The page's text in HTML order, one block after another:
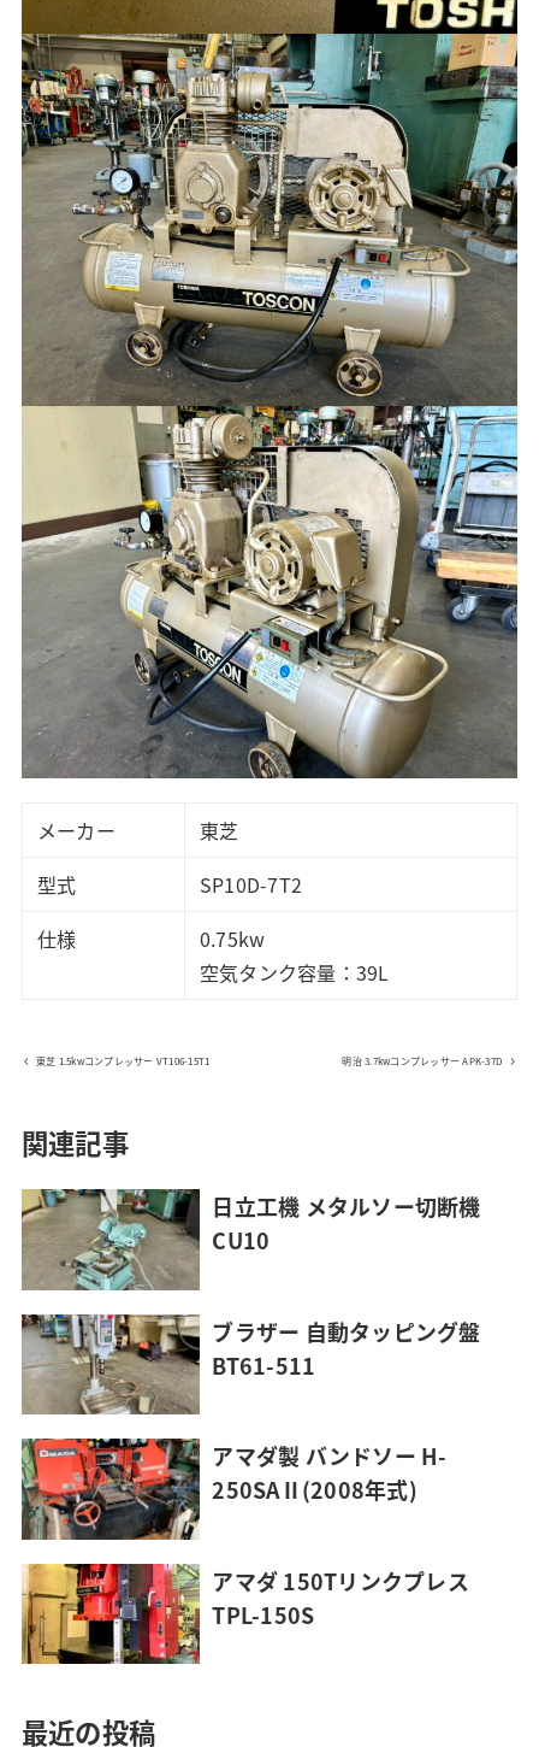
メーカー
東芝
型式
SP10D-7T2
仕様
0.75kw
空気タンク容量：39L
東芝 1.5kwコンプレッサー VT106-15T1 明治 3.7kwコンプレッサー APK-37D
関連記事
日立工機 メタルソー切断機
CU10
ブラザー 自動タッピング盤
BT61-511
アマダ製 バンドソー H-
250SAⅡ(2008年式)
アマダ 150Tリンクプレス
TPL-150S
最近の投稿